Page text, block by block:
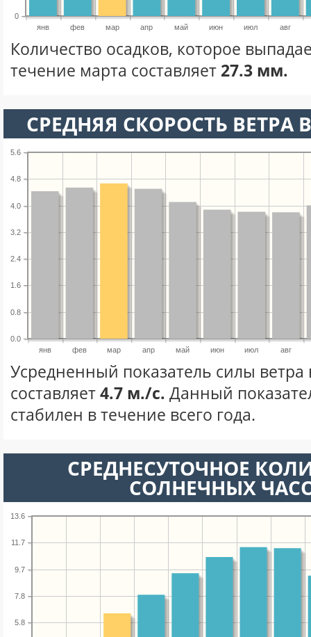
янв фев мар апр май июн июл авг
0
Количество осадков, которое
течение марта составляет 27.3 мм.
СРЕДНЯЯ СКОРОСТЬ ВЕТРА
янв фев мар апр май июн июл авг
0.0
0.8
1.6
2.4
3.2
4.0
4.8
5.6
Усредненный показатель силы ветра
составляет4.7 м./с. Данный
стабилен в течение всего года.
СРЕДНЕСУТОЧНОЕ
СОЛНЕЧНЫХ
5.8
7.8
9.7
11.7
13.6